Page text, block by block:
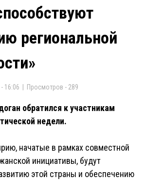
региональной
16:06 | Просмотров - 289
обратился к участникам
недели.
начатые в рамках совместной
инициативы, будут
этой страны и обеспечению